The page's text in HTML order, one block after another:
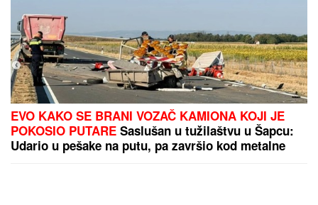
EVO KAKO SE BRANI VOZAČ KAMIONA KOJI JE
POKOSIO PUTARE Saslušan u tužilaštvu u Šapcu:
Udario u pešake na putu, pa završio kod metalne